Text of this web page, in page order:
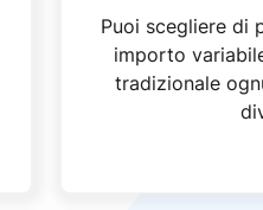
Puoi scegliere di
importo
tradizionale